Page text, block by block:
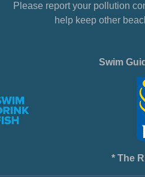
Please report your pollution
help keep other
Swim
* The